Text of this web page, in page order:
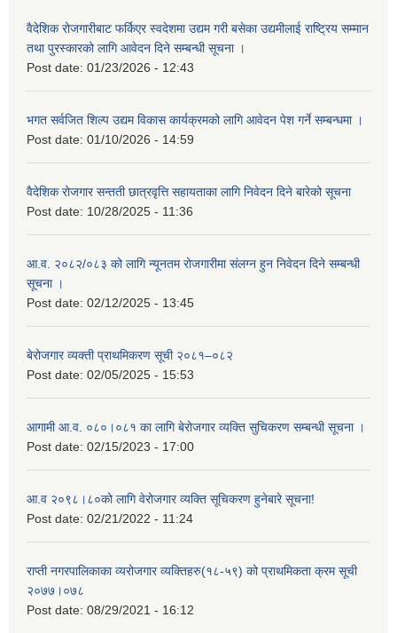
वैदेशिक रोजगारीबाट फर्किएर स्वदेशमा उद्यम गरी बसेका उद्यमीलाई राष्ट्रिय सम्मान
तथा पुरस्कारको लागि आवेदन दिने सम्बन्धी सूचना ।
Post date: 01/23/2026 - 12:43
भगत सर्वजित शिल्प उद्यम विकास कार्यक्रमको लागि आवेदन पेश गर्ने सम्बन्धमा ।
Post date: 01/10/2026 - 14:59
वैदेशिक रोजगार सन्तती छात्रवृत्ति सहायताका लागि निवेदन दिने बारेको सूचना
Post date: 10/28/2025 - 11:36
आ.व. २०८२/०८३ को लागि न्यूनतम रोजगारीमा संलग्न हुन निवेदन दिने सम्बन्धी
सूचना ।
Post date: 02/12/2025 - 13:45
बेरोजगार व्यक्ती प्राथमिकरण सूची २०८१–०८२
Post date: 02/05/2025 - 15:53
आगामी आ.व. ०८०।०८१ का लागि बेरोजगार व्यक्ति सुचिकरण सम्बन्धी सूचना ।
Post date: 02/15/2023 - 17:00
आ.व २०९८।८०को लागि वेरोजगार व्यक्ति सूचिकरण हुनेबारे सूचना!
Post date: 02/21/2022 - 11:24
राप्ती नगरपालिकाका व्यरोजगार व्यक्तिहरु(१८-५९) को प्राथमिकता क्रम सूची
२०७७।०७८
Post date: 08/29/2021 - 16:12